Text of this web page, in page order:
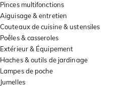
Pinces multifonctions
Aiguisage & entretien
Couteaux de cuisine & ustensiles
Poêles & casseroles
Extérieur & Équipement
Haches & outils de jardinage
Lampes de poche
Jumelles